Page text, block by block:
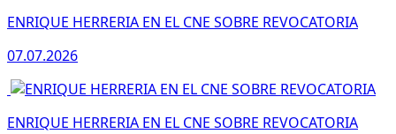
ENRIQUE HERRERIA EN EL CNE SOBRE REVOCATORIA
07.07.2026
ENRIQUE HERRERIA EN EL CNE SOBRE REVOCATORIA